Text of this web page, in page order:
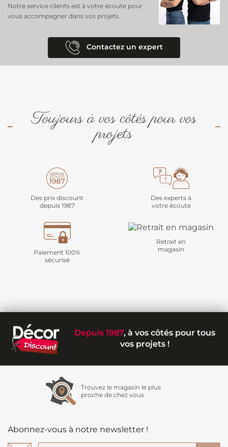
Notre service clients est à votre écoute pour
vous accompagner dans vos projets.
Contactez un expert
Toujours à vos côtés pour vos
projets
Des prix discount
depuis 1987
Des experts à
votre écoute
Paiement 100%
sécurisé
Retrait en
magasin
Depuis 1987, à vos côtés pour tous
vos projets !
Trouvez le magasin le plus
proche de chez vous
Abonnez-vous à notre newsletter !